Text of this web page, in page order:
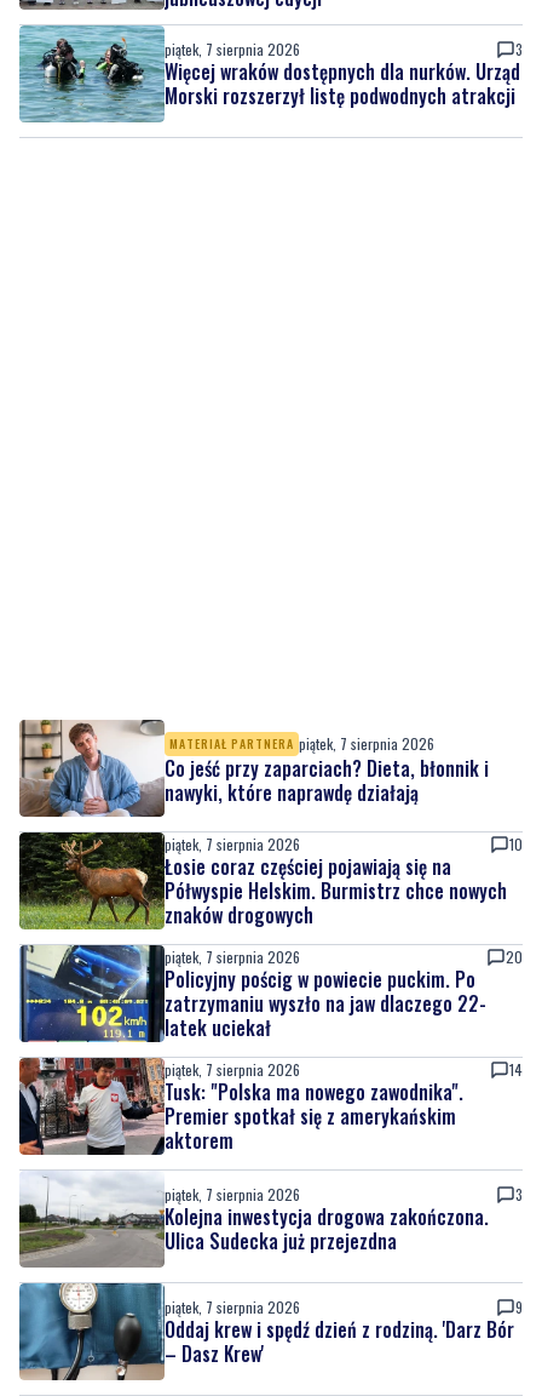
piątek, 7 sierpnia 2026 3
Więcej wraków dostępnych dla nurków. Urząd
Morski rozszerzył listę podwodnych atrakcji
MATERIAŁ PARTNERA piątek, 7 sierpnia 2026
Co jeść przy zaparciach? Dieta, błonnik i
nawyki, które naprawdę działają
piątek, 7 sierpnia 2026 10
Łosie coraz częściej pojawiają się na
Półwyspie Helskim. Burmistrz chce nowych
znaków drogowych
piątek, 7 sierpnia 2026 20
Policyjny pościg w powiecie puckim. Po
zatrzymaniu wyszło na jaw dlaczego 22-
latek uciekał
piątek, 7 sierpnia 2026 14
Tusk: "Polska ma nowego zawodnika".
Premier spotkał się z amerykańskim
aktorem
piątek, 7 sierpnia 2026 3
Kolejna inwestycja drogowa zakończona.
Ulica Sudecka już przejezdna
piątek, 7 sierpnia 2026 9
Oddaj krew i spędź dzień z rodziną. 'Darz Bór
– Dasz Krew'